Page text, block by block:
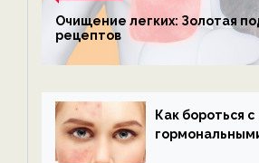
Очищение легких: Золотая
рецептов
Как бороться с